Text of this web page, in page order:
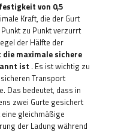
von 0,5
Kraft, die der Gurt
zu Punkt verzurrt
der Hälfte der
maximale sichere
ist . Es ist wichtig zu
Transport
Das bedeutet, dass in
zwei Gurte gesichert
gleichmäßige
der Ladung während